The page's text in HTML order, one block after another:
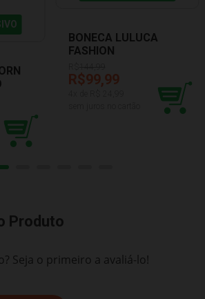
BONECA LULUCA
FASHION
R$99,99
Produto
Seja o primeiro a avaliá-lo!